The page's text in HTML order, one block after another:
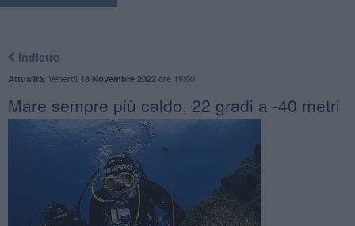
Indietro
Attualità Venerdì 18 Novembre 2022ore 19:00
Mare sempre più caldo, 22 gradi a -40 metri